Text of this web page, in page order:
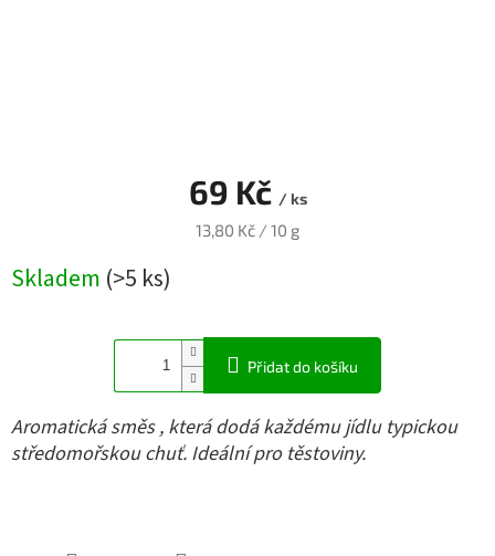
69 Kč / ks
Měrná
13,80 Kč / 10 g
Skladem (>5 ks)
Přidat do košíku
Aromatická směs , která dodá každému jídlu typickou
středomořskou chuť. Ideální pro těstoviny.